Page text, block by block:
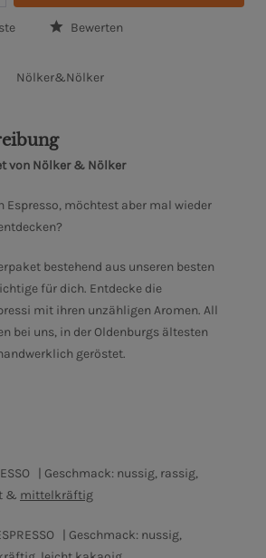
Bewerten
Nölker&Nölker
von Nölker & Nölker
Espresso, möchtest aber mal wieder
bestehend aus unseren besten
für dich. Entdecke die
mit ihren unzähligen Aromen. All
bei uns, in der Oldenburgs ältesten
geröstet.
| Geschmack: nussig, rassig,
& mittelkräftig
| Geschmack: nussig,